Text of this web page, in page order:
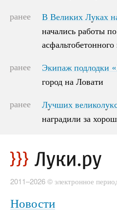
ранее
В Великих Луках
начались работы
В Великих Луках
начались работы
ранее
Экипаж подлодки
город на Ловати
Экипаж подлодки
город на Ловати
ранее
Лучших
наградили за
Лучших
наградили за
2011–2026 © электронное
Новости